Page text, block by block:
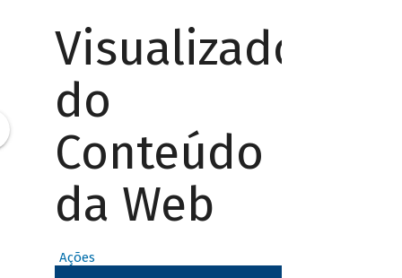
Visualizador
do
Conteúdo
da Web
Ações